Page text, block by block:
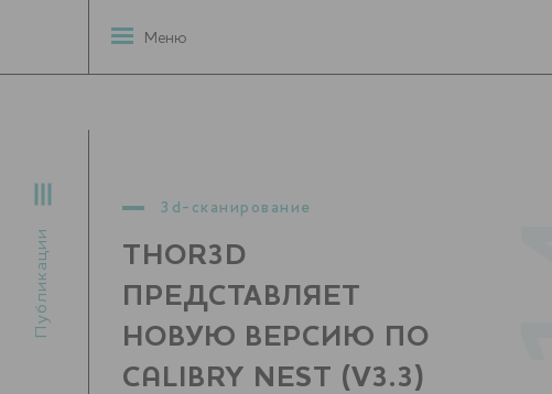
Публикации
Меню
3d-сканирование
THOR3D
ПРЕДСТАВЛЯЕТ
НОВУЮ ВЕРСИЮ ПО
CALIBRY NEST (V3.3)